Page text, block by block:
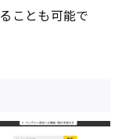
ことも可能で